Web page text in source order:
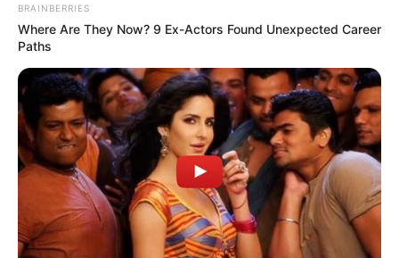
BRAINBERRIES
Where Are They Now? 9 Ex-Actors Found Unexpected Career
Paths